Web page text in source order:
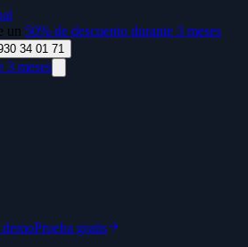
un 50% de descuento durante 3 meses
34 01 71
3 meses
demoPrueba gratis